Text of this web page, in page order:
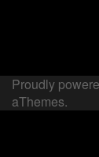
Proudly
aThemes.